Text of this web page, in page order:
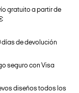
gratuito a partir de
días de devolución
seguro con Visa
diseños todos los